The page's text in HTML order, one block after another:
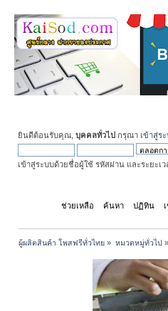
ยินดีต้อนรับคุณ, บุคคลทั่วไป กรุณา เข้าสู่ร
เข้าสู่ระบบด้วยชื่อผู้ใช้ รหัสผ่าน และระยะเ
ช่วยเหลือ ค้นหา ปฏิทิน
ผู้ผลิตสินค้า โพสฟรีทั่วไทย » หมวดหมู่ทั่วไป»